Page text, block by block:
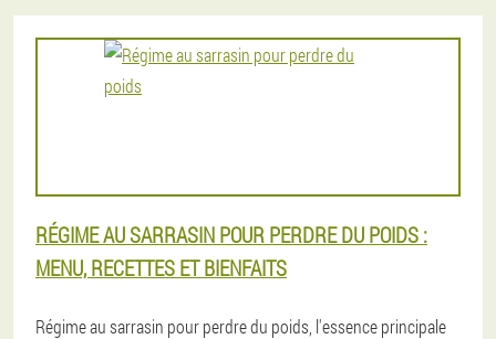
RÉGIME AU SARRASIN POUR PERDRE DU POIDS :
MENU, RECETTES ET BIENFAITS
Régime au sarrasin pour perdre du poids, l'essence principale